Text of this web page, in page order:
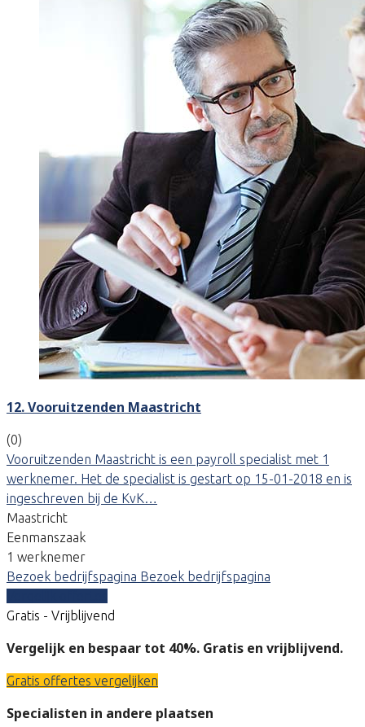
12. Vooruitzenden Maastricht
(0)
Vooruitzenden Maastricht is een payroll specialist met 1
werknemer. Het de specialist is gestart op 15-01-2018 en is
ingeschreven bij de KvK…
Maastricht
Eenmanszaak
1 werknemer
Bezoek bedrijfspagina Bezoek bedrijfspagina
Gratis - Vrijblijvend
Vergelijk en bespaar tot 40%. Gratis en vrijblijvend.
Gratis offertes vergelijken
Specialisten in andere plaatsen